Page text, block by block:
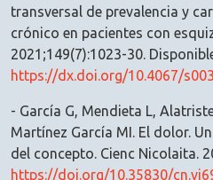
transversal de prevalencia y
crónico en pacientes con
2021;149(7):1023-30.
https://dx.doi.org/10.4067/
- García G, Mendieta L,
Martínez García MI. El dolor.
del concepto. Cienc Nicolaita.
https://doi.org/10.35830/